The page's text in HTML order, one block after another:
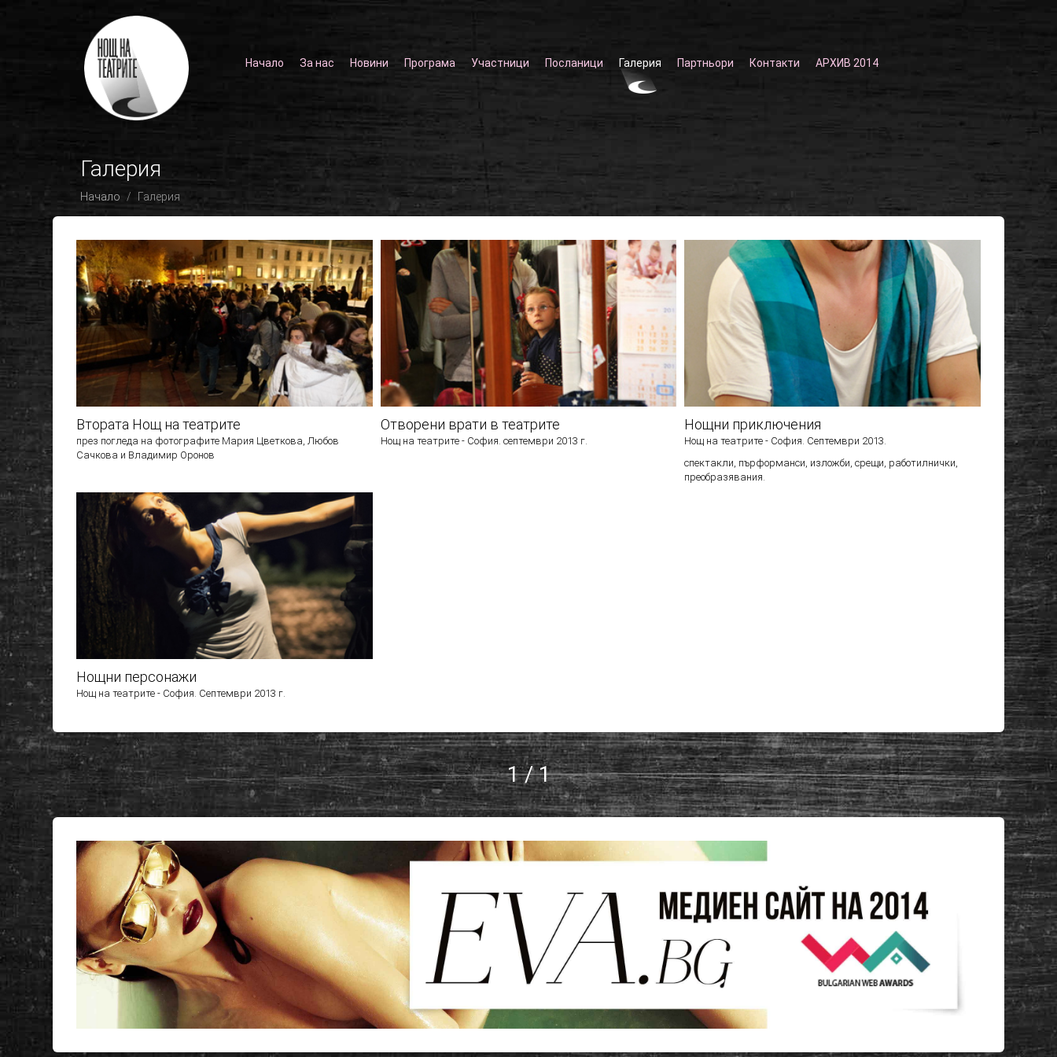
Начало За нас Новини Програма Участници Посланици Галерия Партньори Контакти АРХИВ 2014
Галерия
Начало Галерия
Втората Нощ на театрите
през погледа на фотографите Мария Цветкова, Любов
Сачкова и Владимир Оронов
Отворени врати в театрите
Нощ на театрите - София. септември 2013 г.
Нощни приключения
Нощ на театрите - София. Септември 2013.
спектакли, пърформанси, изложби, срещи, работилнички,
преобразявания.
Нощни персонажи
Нощ на театрите - София. Септември 2013 г.
1 / 1